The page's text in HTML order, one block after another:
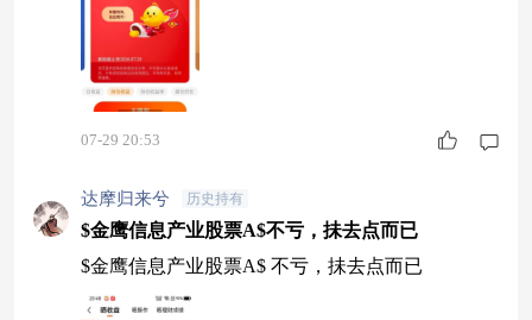
07-29 20:53
达摩归来兮 历史持有
$金鹰信息产业股票A$不亏，抺去点而已
$金鹰信息产业股票A$ 不亏，抺去点而已